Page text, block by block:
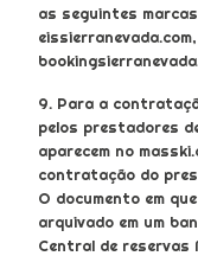
as seguintes
9. Para a
pelos prestadores
aparecem no
contratação do
O documento em
arquivado em um
Central de reservas